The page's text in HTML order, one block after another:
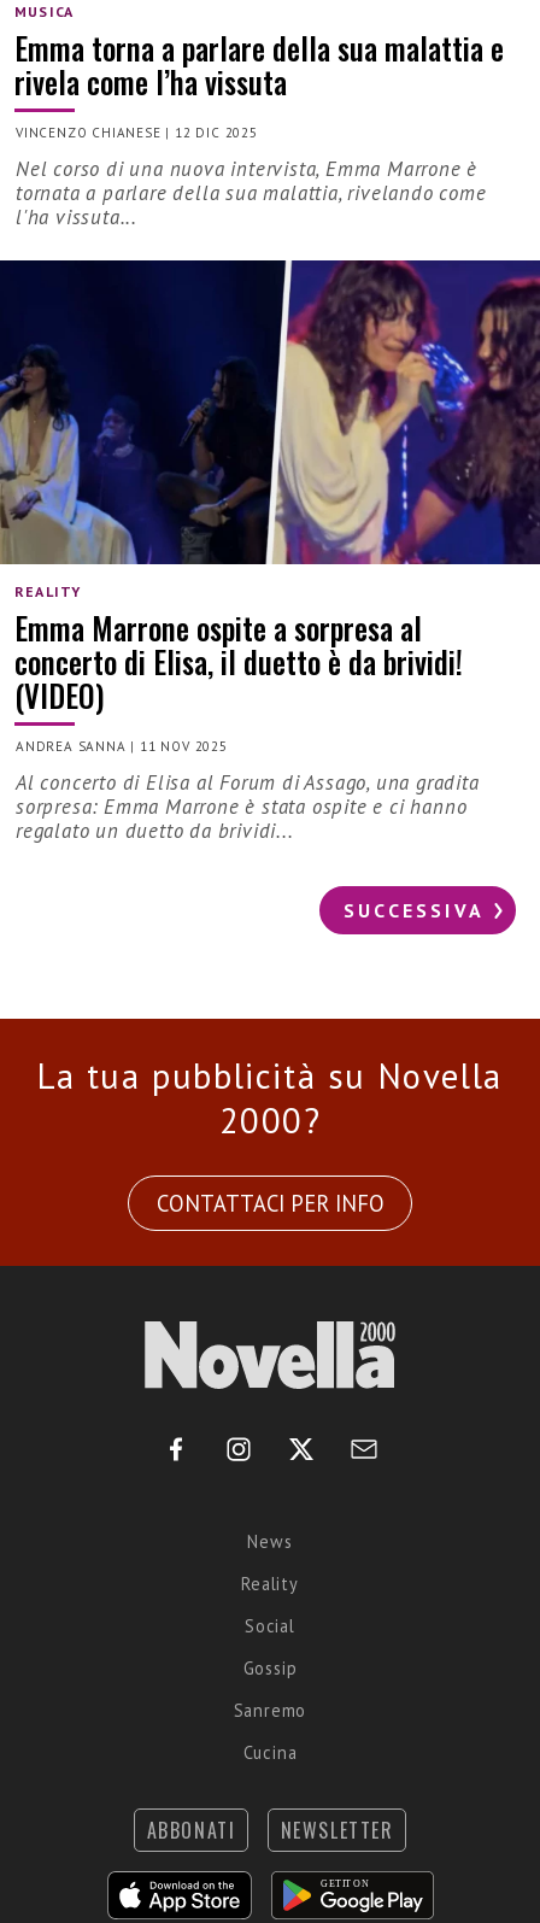
MUSICA
Emma torna a parlare della sua malattia e
rivela come l’ha vissuta
VINCENZO CHIANESE | 12 DIC 2025
Nel corso di una nuova intervista, Emma Marrone è
tornata a parlare della sua malattia, rivelando come
l'ha vissuta...
REALITY
Emma Marrone ospite a sorpresa al
concerto di Elisa, il duetto è da brividi!
(VIDEO)
ANDREA SANNA | 11 NOV 2025
Al concerto di Elisa al Forum di Assago, una gradita
sorpresa: Emma Marrone è stata ospite e ci hanno
regalato un duetto da brividi...
SUCCESSIVA
La tua pubblicità su Novella
2000?
CONTATTACI PER INFO
News
Reality
Social
Gossip
Sanremo
Cucina
ABBONATI NEWSLETTER